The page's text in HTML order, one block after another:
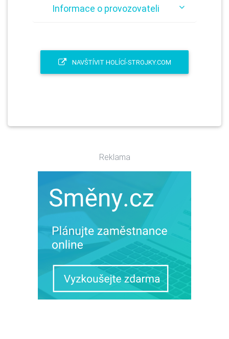
Informace o provozovateli
NAVŠTÍVIT HOLÍCÍ-STROJKY.COM
Reklama